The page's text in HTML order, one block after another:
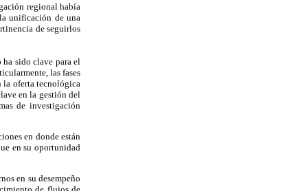
regional había
unificación de una
de seguirlos
sido clave para el
las fases
la oferta tecnológica
en la gestión del
de investigación
en donde están
en su oportunidad
en su desempeño